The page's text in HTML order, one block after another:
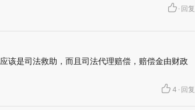
· 回复
该是司法救助，而且司法代理赔偿，赔偿金由财政
4 · 回复